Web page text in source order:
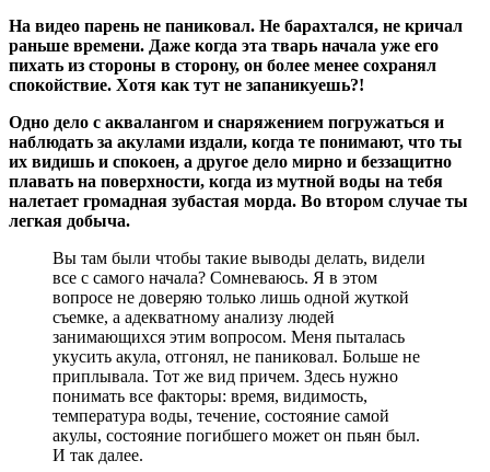
На видео парень не паниковал. Не барахтался, не кричал
раньше времени. Даже когда эта тварь начала уже его
пихать из стороны в сторону, он более менее сохранял
спокойствие. Хотя как тут не запаникуешь?!
Одно дело с аквалангом и снаряжением погружаться и
наблюдать за акулами издали, когда те понимают, что ты
их видишь и спокоен, а другое дело мирно и беззащитно
плавать на поверхности, когда из мутной воды на тебя
налетает громадная зубастая морда. Во втором случае ты
легкая добыча.
Вы там были чтобы такие выводы делать, видели
все с самого начала? Сомневаюсь. Я в этом
вопросе не доверяю только лишь одной жуткой
съемке, а адекватному анализу людей
занимающихся этим вопросом. Меня пыталась
укусить акула, отгонял, не паниковал. Больше не
приплывала. Тот же вид причем. Здесь нужно
понимать все факторы: время, видимость,
температура воды, течение, состояние самой
акулы, состояние погибшего может он пьян был.
И так далее.